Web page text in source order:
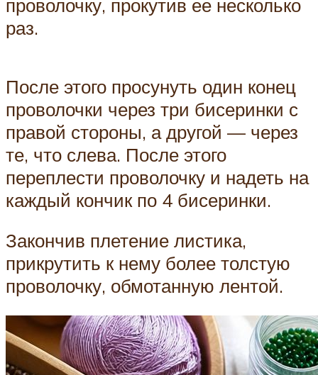
проволочку, прокутив ее несколько
раз.
После этого просунуть один конец
проволочки через три бисеринки с
правой стороны, а другой — через
те, что слева. После этого
переплести проволочку и надеть на
каждый кончик по 4 бисеринки.
Закончив плетение листика,
прикрутить к нему более толстую
проволочку, обмотанную лентой.